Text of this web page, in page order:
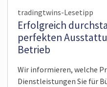
tradingtwins-Lesetipp
Erfolgreich
perfekten
Betrieb
Wir informieren, welche
Dienstleistungen Sie für